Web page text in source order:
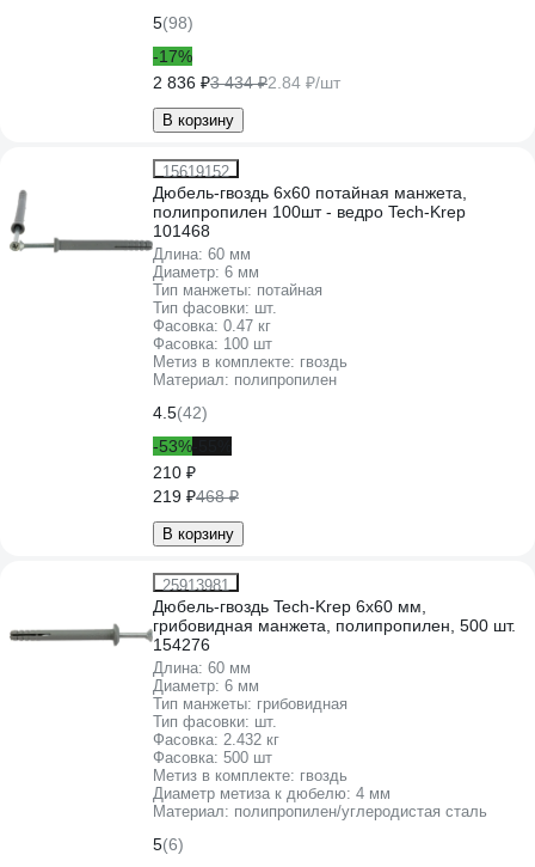
5(98)
-17%
2 836 ₽3 434 ₽2.84 ₽/шт
В корзину
15619152
Дюбель-гвоздь 6х60 потайная манжета,
полипропилен 100шт - ведро Tech-Krep
101468
Длина: 60 мм
Диаметр: 6 мм
Тип манжеты: потайная
Тип фасовки: шт.
Фасовка: 0.47 кг
Фасовка: 100 шт
Метиз в комплекте: гвоздь
Материал: полипропилен
4.5(42)
-53%
210 ₽
219 ₽468 ₽
В корзину
25913981
Дюбель-гвоздь Tech-Krep 6x60 мм,
грибовидная манжета, полипропилен, 500 шт.
154276
Длина: 60 мм
Диаметр: 6 мм
Тип манжеты: грибовидная
Тип фасовки: шт.
Фасовка: 2.432 кг
Фасовка: 500 шт
Метиз в комплекте: гвоздь
Диаметр метиза к дюбелю: 4 мм
Материал: полипропилен/углеродистая сталь
5(6)